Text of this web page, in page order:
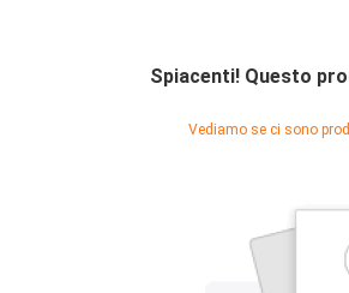
Spiacenti! Questo
Vediamo se ci sono